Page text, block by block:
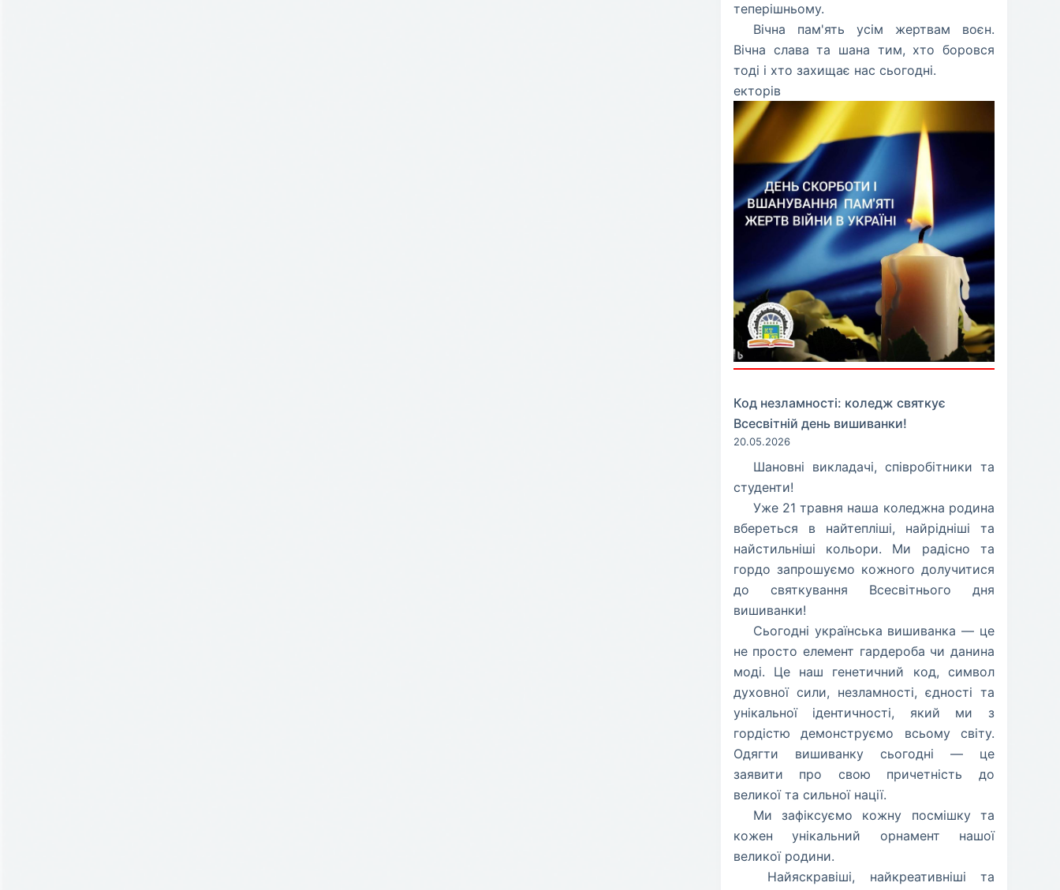
теперішньому.
​Вічна пам'ять усім жертвам воєн.
Вічна слава та шана тим, хто боровся
тоді і хто захищає нас сьогодні.
екторів
Код незламності: коледж святкує
Всесвітній день вишиванки!
20.05.2026
​Шановні викладачі, співробітники та
студенти!
​Уже 21 травня наша коледжна родина
вбереться в найтепліші, найрідніші та
найстильніші кольори. Ми радісно та
гордо запрошуємо кожного долучитися
до святкування Всесвітнього дня
вишиванки!
​Сьогодні українська вишиванка — це
не просто елемент гардероба чи данина
моді. Це наш генетичний код, символ
духовної сили, незламності, єдності та
унікальної ідентичності, який ми з
гордістю демонструємо всьому світу.
Одягти вишиванку сьогодні — це
заявити про свою причетність до
великої та сильної нації.
​Ми зафіксуємо кожну посмішку та
кожен унікальний орнамент нашої
великої родини.
​ Найяскравіші, найкреативніші та